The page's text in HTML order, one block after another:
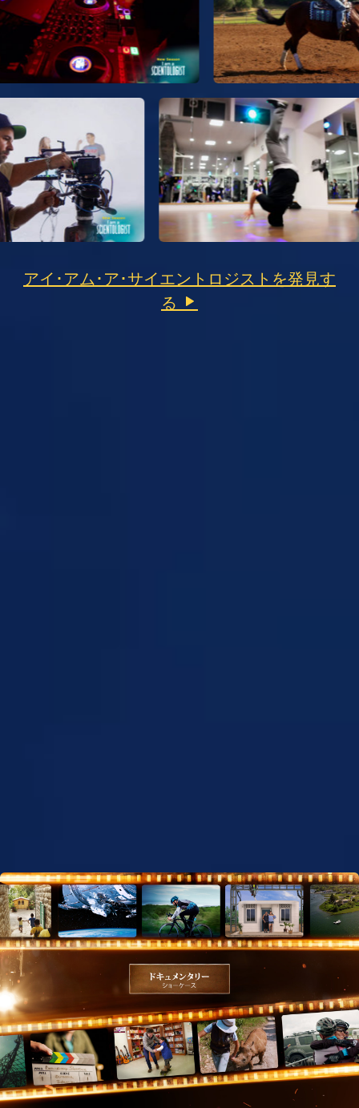
アイ･アム･ア･サイエントロジストを発見す
る